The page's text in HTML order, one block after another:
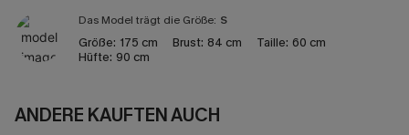
Das Model trägt die Größe: S
Größe: 175 cm Brust: 84 cm Taille: 60 cm
Hüfte: 90 cm
ANDERE KAUFTEN AUCH